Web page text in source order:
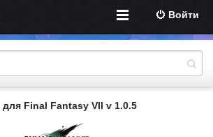
Войти
для Final Fantasy VII v 1.0.5